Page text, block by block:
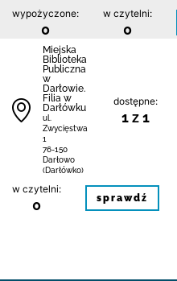
wypożyczone:
0
w czytelni:
0
Miejska
Biblioteka
Publiczna
w
Darłowie.
Filia w
Darłówku
ul.
Zwycięstwa
1
76-150
Darłowo
(Darłówko)
dostępne:
1 z 1
w czytelni:
0 sprawdź